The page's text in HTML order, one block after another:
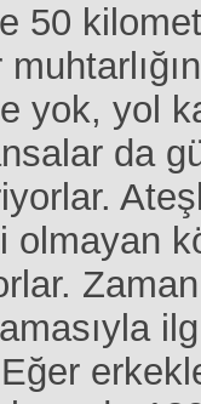
50
yok, yol
da
olmayan